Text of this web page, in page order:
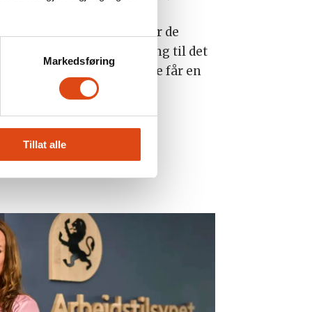
Markedsføring
Tillat alle
i hverdagen.
og håndtere ting når de
anbefaling om skjerming til det
for at medarbeiderne våre får en
SAMFUNN
TRUSLER